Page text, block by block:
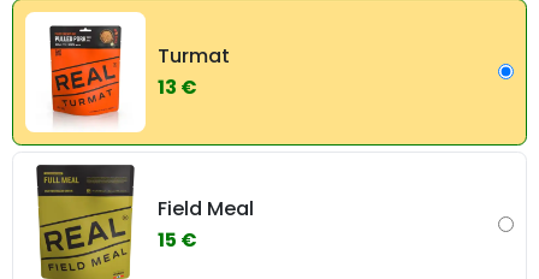
Turmat
13 €
Field Meal
15 €